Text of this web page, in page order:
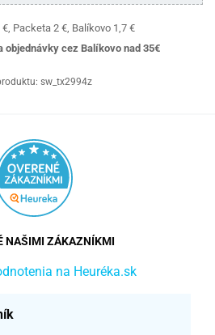
Packeta 2 €, Balíkovo 1,7 €
objednávky cez Balíkovo nad 35€
sw_tx2994z
NAŠIMI ZÁKAZNÍKMI
na Heuréka.sk